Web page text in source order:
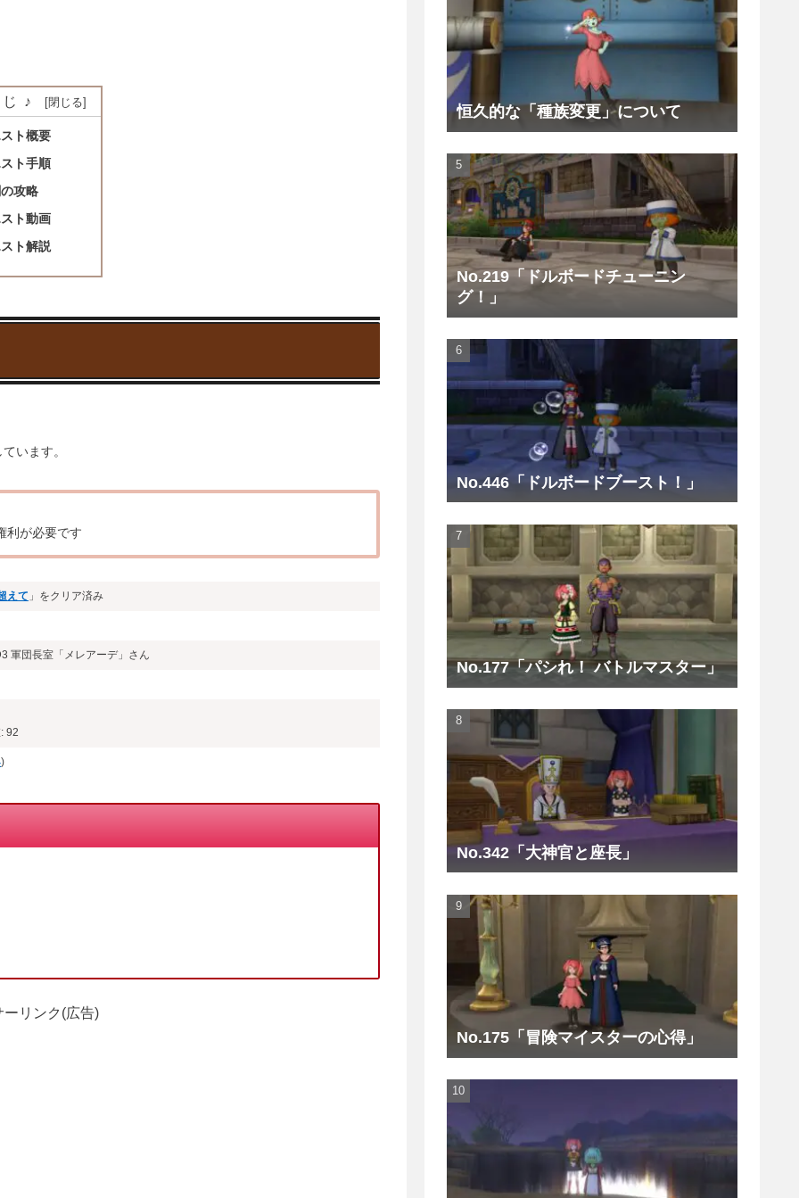
♪
ト概要
ト手順
攻略
ト動画
ト解説
います。
利が必要です
えて 」をクリア済み
軍団長室「メレアーデ」さん
92
)
ーリンク(広告)
恒久的な「種族変更」について
No.219「ドルボードチューニン
グ！」
No.446「ドルボードブースト！」
No.177「パシれ！ バトルマスター」
No.342「大神官と座長」
No.175「冒険マイスターの心得」